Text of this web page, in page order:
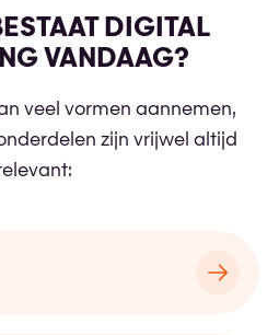
DIGITAL
VANDAAG?
veel vormen aannemen,
zijn vrijwel altijd